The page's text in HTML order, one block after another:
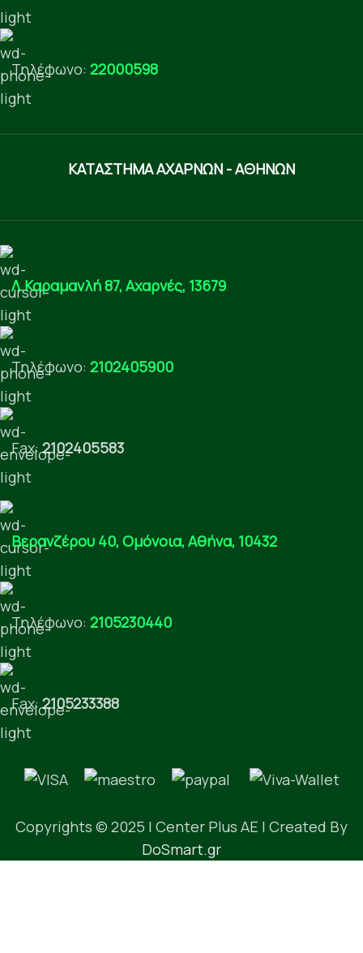
Τηλέφωνο: 22000598
ΚΑΤΑΣΤΗΜΑ ΑΧΑΡΝΩΝ - ΑΘΗΝΩΝ
Λ.Καραμανλή 87, Αχαρνές, 13679
Τηλέφωνο: 2102405900
Fax:2102405583
Βερανζέρου 40, Ομόνοια, Αθήνα, 10432
Τηλέφωνο: 2105230440
Fax:2105233388
Copyrights © 2025 | Center Plus AE | Created By
DoSmart.gr